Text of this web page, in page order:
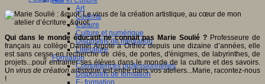
Art
Cinéma
Culture
Culture et numérique
Dispositifs de médiation
Littérature
Formation
Compétences professionnelles
Dispositifs de formation
E- formation
Qui dans le monde éducatif ne connait pas Marie Soulié ? Professeure de
français au collège Daniel Argote à Orthez depuis une dizaine d’années, elle
est sans cesse en recherche de clés, de portes, d'énigmes, de labyrinthes, de
projets...pour entrainer ses élèves dans le monde de la culture et des savoirs.
Unvirus de création artistiqueest entré dans vos ateliers...Marie, racontez-nous
!